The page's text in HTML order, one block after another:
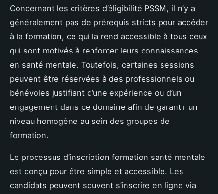
Concernant les critères d’éligibilité PSSM, il n’y a
généralement pas de prérequis stricts pour accéder
à la formation, ce qui la rend accessible à tous ceux
qui sont motivés à renforcer leurs connaissances
en santé mentale. Toutefois, certaines sessions
peuvent être réservées à des professionnels ou
bénévoles justifiant d’une expérience ou d’un
engagement dans ce domaine afin de garantir un
niveau homogène au sein des groupes de
formation.
Le processus d’inscription formation santé mentale
est conçu pour être simple et accessible. Les
candidats peuvent souvent s’inscrire en ligne via